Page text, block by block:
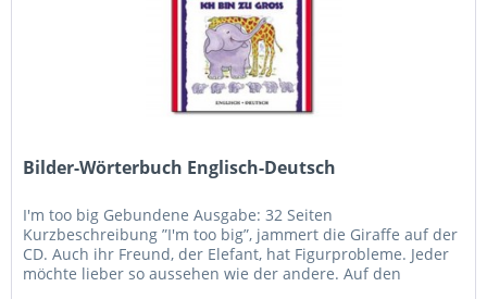
Bilder-Wörterbuch Englisch-Deutsch
I'm too big Gebundene Ausgabe: 32 Seiten
Kurzbeschreibung ”I'm too big”, jammert die Giraffe auf der
CD. Auch ihr Freund, der Elefant, hat Figurprobleme. Jeder
möchte lieber so aussehen wie der andere. Auf den